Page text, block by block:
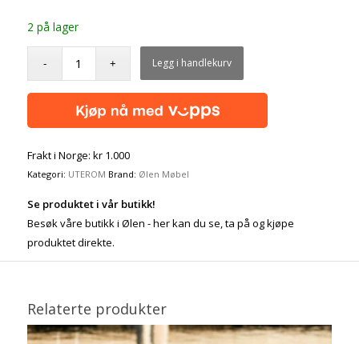
2 på lager
Legg i handlekurv
Frakt i Norge: kr 1.000
Kategori: UTEROM Brand: Ølen Møbel
Se produktet i vår butikk!
Besøk våre butikk i Ølen - her kan du se, ta på og kjøpe
produktet direkte.
Relaterte produkter